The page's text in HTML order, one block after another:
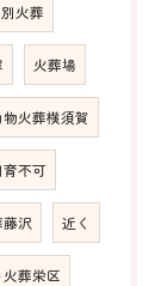
火葬
火葬場
物火葬横須賀
育不可
沢 近く
火葬栄区